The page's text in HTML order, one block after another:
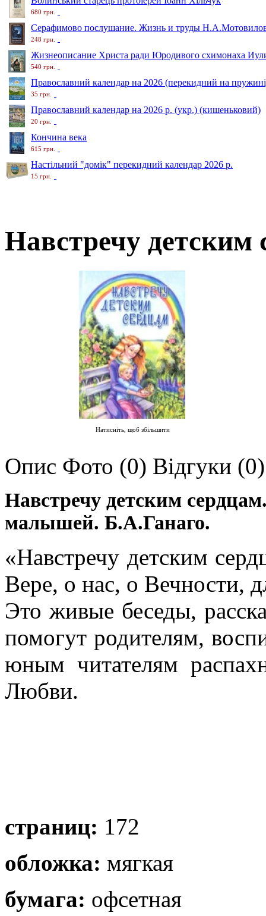
680 грн.
Серафимово послушание. Жизнь и труды
248 грн.
Жизнеописание Христа ради Юродивого схимонаха
540 грн.
Православний календар на 2026 (перекидний на
35 грн.
Православний календар на 2026 р. (укр.) (кишеньковий)
20 грн.
Кончина века
615 грн.
Настільний "домік" перекидний календар 2026 р.
15 грн.
Навстречу детским
Натисніть, щоб збільшити
Опис Фото (0) Відгуки (0)
Навстречу детским
малышей. Б.А.Ганаго.
«Навстречу детским
Вере, о нас, о Вечности,
Это живые беседы,
помогут родителям,
юным читателям
Любви.
страниц: 172
обложка: мягкая
бумага: офсетная